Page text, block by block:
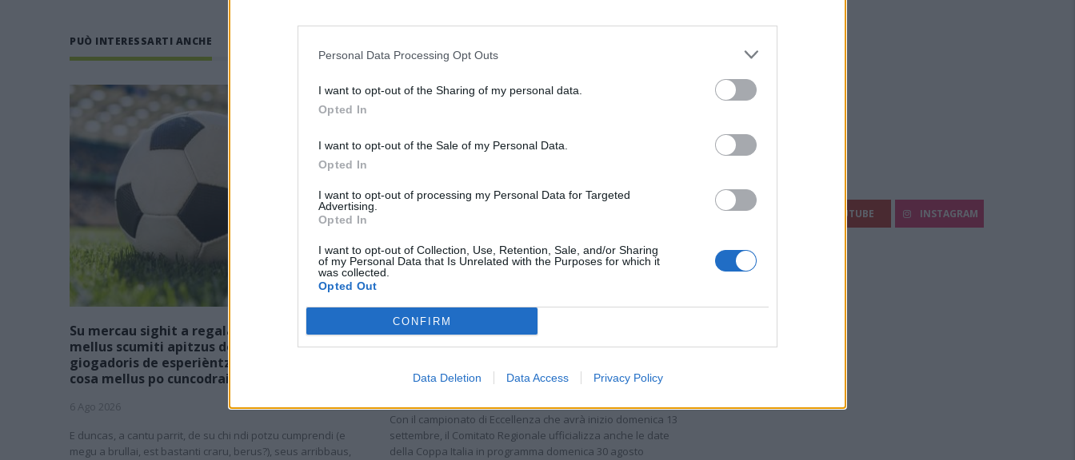
Personal Data Processing Opt Outs
I want to opt-out of the Sharing of my personal data.
Opted In
I want to opt-out of the Sale of my Personal Data.
Opted In
I want to opt-out of processing my Personal Data for Targeted
Advertising.
Opted In
I want to opt-out of Collection, Use, Retention, Sale, and/or Sharing
of my Personal Data that Is Unrelated with the Purposes for which it
was collected.
Opted Out
CONFIRM
Data Deletion Data Access Privacy Policy
PUÒ INTERESSARTI ANCHE
Su mercau sighit a regalai ispantus: est
mellus scumiti apitzus de is giòvunus o is
giogadoris de esperièntzia funt sèmpiri sa
cosa mellus po cuncodrai sa rosa?
6 Ago 2026
E duncas, a cantu parrit, de su chi ndi potzu cumprendi (e
megu a brullai, est bastanti craru, berus?), seus arribbaus,
Coppa Italia: gli accoppiamenti degli ottavi di
finale con i derby di Gallura, Barbagia e
Con il campionato di Eccellenza che avrà inizio domenica 13
settembre, il Comitato Regionale ufficializza anche le date
della Coppa Italia in programma domenica 30 agosto
FACEBOOK YOUTUBE INSTAGRAM